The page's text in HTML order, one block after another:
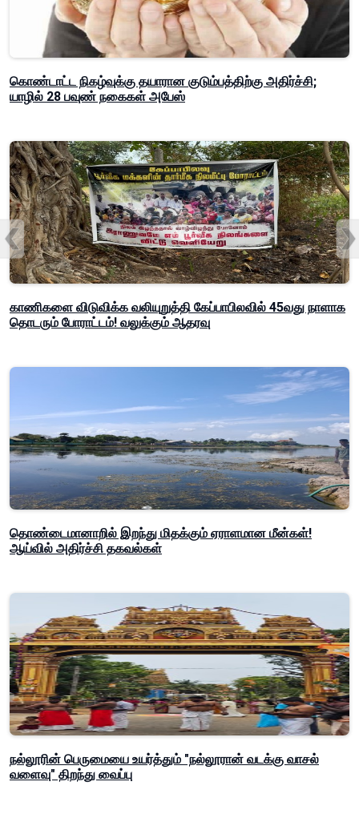
கொண்டாட்ட நிகழ்வுக்கு தயாரான குடும்பத்திற்கு அதிர்ச்சி;
யாழில் 28 பவுண் நகைகள் அபேஸ்
காணிகளை விடுவிக்க வலியுறுத்தி கேப்பாபிலவில் 45வது நாளாக
தொடரும் போராட்டம்! வலுக்கும் ஆதரவு
தொண்டைமானாறில் இறந்து மிதக்கும் ஏராளமான மீன்கள்!
ஆய்வில் அதிர்ச்சி தகவல்கள்
நல்லூரின் பெருமையை உயர்த்தும் "நல்லூரான் வடக்கு வாசல்
வளைவு" திறந்து வைப்பு